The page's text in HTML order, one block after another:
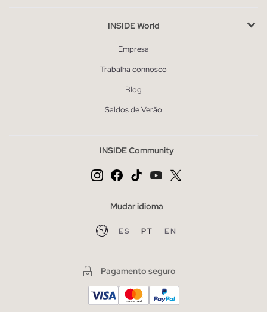
INSIDE World
Empresa
Trabalha connosco
Blog
Saldos de Verão
INSIDE Community
Mudar idioma
ES PT EN
Pagamento seguro